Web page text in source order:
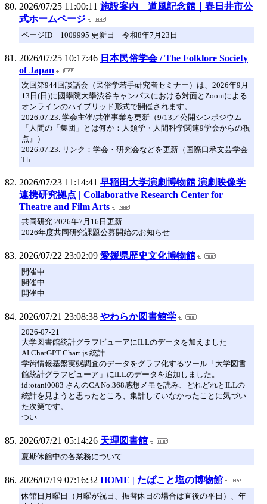
2026/07/25 11:00:11 施設案内 道風記念館｜春日井市公
式ホームページ
ページID 1009995 更新日 令和8年7月23日
2026/07/25 10:17:46 日本民俗学会 / The Folklore Society
of Japan
次回第944回談話会（民俗学若手研究者セミナー）は、2026年9月
13日(日)に國學院大學渋谷キャンパスにおける対面とZoomによる
オンラインのハイブリッド形式で開催されます。
2026.07.23. 学会主催/共催事業を更新（9/13／公開シンポジウム
『人間の「集団」とは何か：人類学・人間科学関連9学会からの視
点』）
2026.07.23. リンク：学会・研究会などを更新（国際口承文芸学会
Th
2026/07/23 11:14:41 早稲田大学演劇博物館 演劇映像学
連携研究拠点 | Collaborative Research Center for
Theatre and Film Arts
共同研究 2026年7月16日更新
2026年度共同研究課題公募開始のお知らせ
2026/07/22 23:02:09 愛媛県歴史文化博物館
開催中
開催中
開催中
2026/07/21 23:08:38 やわらか図書館学
2026-07-21
大学図書館統計グラフビューアにILLのデータを加えました
AI ChatGPT Chart.js 統計
学術情報基盤実態調査のデータをグラフ化するツール「大学図書
館統計グラフビューア」にILLのデータを追加しました。
id:otani0083 さんのCA No.368感想メモを読み、どれどれとILLの
統計を見ようと思ったところ、集計していなかったことに気づい
た次第です。
つい
2026/07/21 05:14:26 天理図書館
夏期休館中の各業務について
2026/07/19 07:16:32 HOME | たばこと塩の博物館
休館日月曜日（月曜が祝日、振替休日の場合は直後の平日）、年